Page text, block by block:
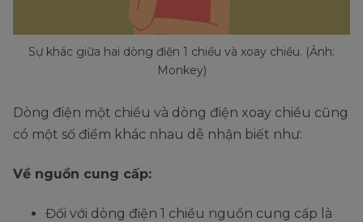
Sự khác giữa hai dòng điện 1 chiều và xoay chiều. (Ảnh:
Monkey)
Dòng điện một chiều và dòng điện xoay chiều cũng
có một số điểm khác nhau dễ nhận biết như:
Về nguồn cung cấp:
Đối với dòng điện 1 chiều nguồn cung cấp là